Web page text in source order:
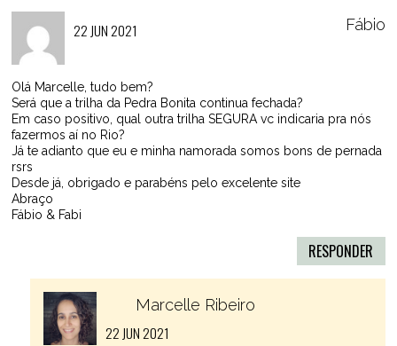
Fábio
22 JUN 2021
Olá Marcelle, tudo bem?
Será que a trilha da Pedra Bonita continua fechada?
Em caso positivo, qual outra trilha SEGURA vc indicaria pra nós
fazermos aí no Rio?
Já te adianto que eu e minha namorada somos bons de pernada
rsrs
Desde já, obrigado e parabéns pelo excelente site
Abraço
Fábio & Fabi
RESPONDER
Marcelle Ribeiro
22 JUN 2021